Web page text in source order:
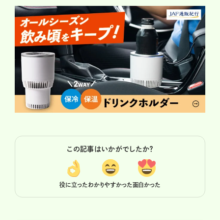
この記事はいかがでしたか？
役に立ったわかりやすかった面白かった